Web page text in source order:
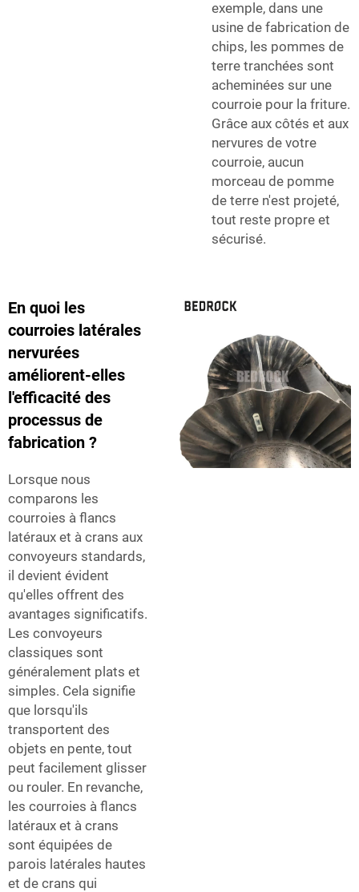
exemple, dans une
usine de fabrication de
chips, les pommes de
terre tranchées sont
acheminées sur une
courroie pour la friture.
Grâce aux côtés et aux
nervures de votre
courroie, aucun
morceau de pomme
de terre n'est projeté,
tout reste propre et
sécurisé.
En quoi les
courroies latérales
nervurées
améliorent-elles
l'efficacité des
processus de
fabrication ?
Lorsque nous
comparons les
courroies à flancs
latéraux et à crans aux
convoyeurs standards,
il devient évident
qu'elles offrent des
avantages significatifs.
Les convoyeurs
classiques sont
généralement plats et
simples. Cela signifie
que lorsqu'ils
transportent des
objets en pente, tout
peut facilement glisser
ou rouler. En revanche,
les courroies à flancs
latéraux et à crans
sont équipées de
parois latérales hautes
et de crans qui